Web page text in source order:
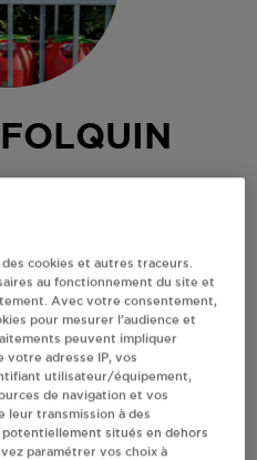
TÉLÉPHONE
DU REVENDEUR
cookies et autres traceurs.
au fonctionnement du site et
Avec votre consentement,
pour mesurer l’audience et
peuvent impliquer
votre adresse IP, vos
utilisateur/équipement,
de navigation et vos
leur transmission à des
situés en dehors
paramétrer vos choix à